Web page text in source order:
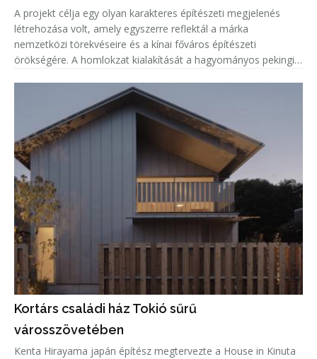
A projekt célja egy olyan karakteres építészeti megjelenés
létrehozása volt, amely egyszerre reflektál a márka
nemzetközi törekvéseire és a kínai főváros építészeti
örökségére. A homlokzat kialakítását a hagyományos pekingi
formavilággal és innovat
Kortárs családi ház Tokió sűrű
városszövetében
Kenta Hirayama japán építész megtervezte a House in Kinuta